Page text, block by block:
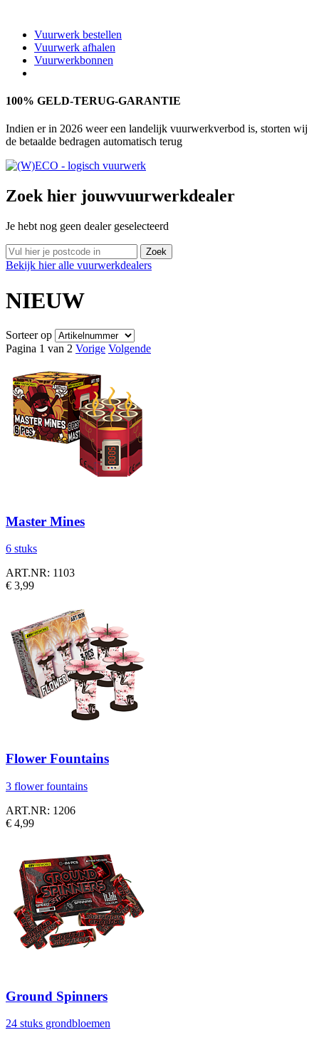
Vuurwerk bestellen
Vuurwerk afhalen
Vuurwerkbonnen
100% GELD-TERUG-GARANTIE
Indien er in 2026 weer een landelijk vuurwerkverbod is, storten wij
de betaalde bedragen automatisch terug
Zoek hier jouwvuurwerkdealer
Je hebt nog geen dealer geselecteerd
Bekijk hieralle vuurwerkdealers
NIEUW
Sorteer op
Pagina 1 van 2 Vorige Volgende
Master Mines
6 stuks
ART.NR: 1103
€ 3,99
Flower Fountains
3 flower fountains
ART.NR: 1206
€ 4,99
Ground Spinners
24 stuks grondbloemen